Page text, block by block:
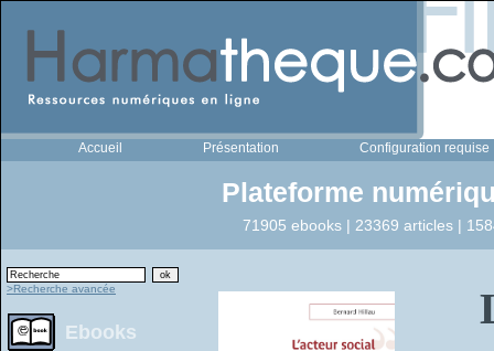
Accueil Présentation Configuration requise
Plateforme
71905 ebooks | 23369 articles |
>Recherche avancée
Ebooks